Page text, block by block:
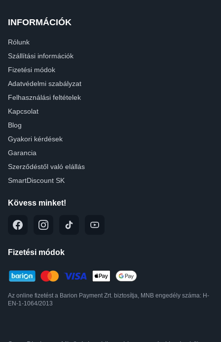
INFORMÁCIÓK
Rólunk
Szállítási információk
Fizetési módok
Adatvédelmi szabályzat
Felhasználási feltételek
Kapcsolat
Blog
Gyakori kérdések
Garancia
Szerződéstől való elállás
SmartDiscount SK
Kövess minket!
Fizetési módok
Az online fizetést a Barion Payment Zrt. biztosítja, MNB engedély száma: H-
EN-1-1064/2013